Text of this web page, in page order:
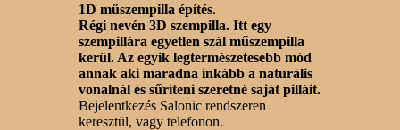
1D műszempilla építés.
Régi nevén 3D szempilla. Itt egy
szempillára egyetlen szál műszempilla
kerül. Az egyik legtermészetesebb mód
annak aki maradna inkább a naturális
vonalnál és sűríteni szeretné saját pilláit.
Bejelentkezés Salonic rendszeren
keresztül, vagy telefonon.